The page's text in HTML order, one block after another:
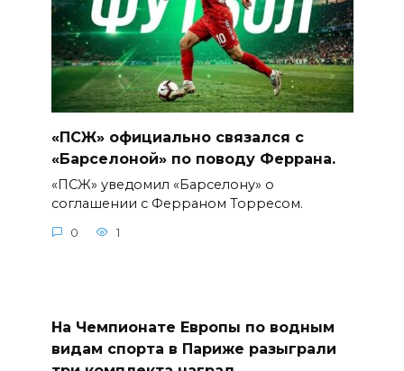
«ПСЖ» официально связался с
«Барселоной» по поводу Феррана.
«ПСЖ» уведомил «Барселону» о
соглашении с Ферраном Торресом.
0 1
На Чемпионате Европы по водным
видам спорта в Париже разыграли